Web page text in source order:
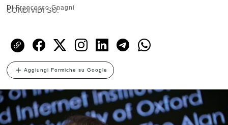
DiFrancesco Gnagni
CONDIVIDI SU:
Aggiungi Formiche su Google